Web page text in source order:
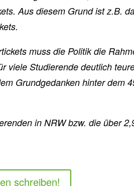
Aus diesem Grund ist z.B.
muss die Politik die
viele Studierende deutlich
Grundgedanken hinter dem
in NRW bzw. die über
schreiben!